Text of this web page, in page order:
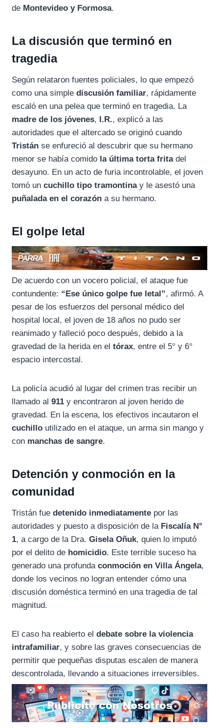
de Montevideo y Formosa.
La discusión que terminó en
tragedia
Según relataron fuentes policiales, lo que empezó
como una simple discusión familiar, rápidamente
escaló en una pelea que terminó en tragedia. La
madre de los jóvenes, I.R., explicó a las
autoridades que el altercado se originó cuando
Tristán se enfureció al descubrir que su hermano
menor se había comido la última torta fritadel
desayuno. En un acto de furia incontrolable, el joven
tomó un cuchillo tipo tramontinay le asestó una
puñalada en el corazón a su hermano.
El golpe letal
De acuerdo con un vocero policial, el ataque fue
contundente: “Ese único golpe fue letal”, afirmó. A
pesar de los esfuerzos del personal médico del
hospital local, el joven de 18 años no pudo ser
reanimado y falleció poco después, debido a la
gravedad de la herida en el tórax, entre el 5° y 6°
espacio intercostal.
La policía acudió al lugar del crimen tras recibir un
llamado al 911 y encontraron al joven herido de
gravedad. En la escena, los efectivos incautaron el
cuchillo utilizado en el ataque, un arma sin mango y
con manchas de sangre.
Detención y conmoción en la
comunidad
Tristán fue detenido inmediatamente por las
autoridades y puesto a disposición de la Fiscalía N°
1, a cargo de la Dra. Gisela Oñuk, quien lo imputó
por el delito de homicidio. Este terrible suceso ha
generado una profunda conmoción en Villa Ángela,
donde los vecinos no logran entender cómo una
discusión doméstica terminó en una tragedia de tal
magnitud.
El caso ha reabierto el debate sobre la violencia
intrafamiliar, y sobre las graves consecuencias de
permitir que pequeñas disputas escalen de manera
descontrolada, llevando a situaciones irreversibles.